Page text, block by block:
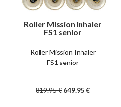
Roller Mission Inhaler
FS1 senior
Roller Mission Inhaler
FS1 senior
819.95€ 649.95€